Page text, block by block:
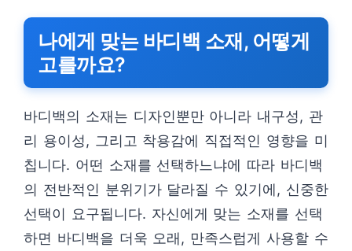
나에게 맞는 바디백 소재, 어떻게
고를까요?
바디백의 소재는 디자인뿐만 아니라 내구성, 관
리 용이성, 그리고 착용감에 직접적인 영향을 미
칩니다. 어떤 소재를 선택하느냐에 따라 바디백
의 전반적인 분위기가 달라질 수 있기에, 신중한
선택이 요구됩니다. 자신에게 맞는 소재를 선택
하면 바디백을 더욱 오래, 만족스럽게 사용할 수